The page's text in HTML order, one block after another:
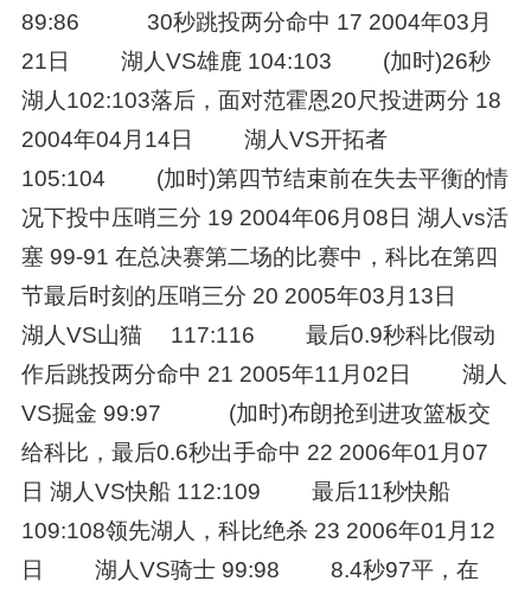
89:86 30秒跳投两分命中 17 2004年03月
21日 湖人VS雄鹿 104:103 (加时)26秒
湖人102:103落后，面对范霍恩20尺投进两分 18
2004年04月14日 湖人VS开拓者
105:104 (加时)第四节结束前在失去平衡的情
况下投中压哨三分 19 2004年06月08日 湖人vs活
塞 99-91 在总决赛第二场的比赛中，科比在第四
节最后时刻的压哨三分 20 2005年03月13日
湖人VS山猫 117:116 最后0.9秒科比假动
作后跳投两分命中 21 2005年11月02日 湖人
VS掘金 99:97 (加时)布朗抢到进攻篮板交
给科比，最后0.6秒出手命中 22 2006年01月07
日 湖人VS快船 112:109 最后11秒快船
109:108领先湖人，科比绝杀 23 2006年01月12
日 湖人VS骑士 99:98 8.4秒97平，在